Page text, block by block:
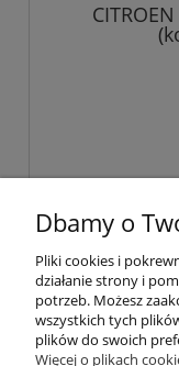
Dbamy o
Pliki cookies i
działanie strony i
potrzeb. Możesz
wszystkich tych
plików do swoich
Więcej o plikach